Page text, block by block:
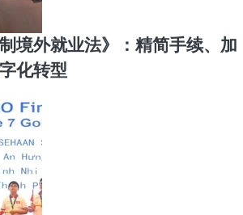
境外就业法》：精简手续、加
化转型